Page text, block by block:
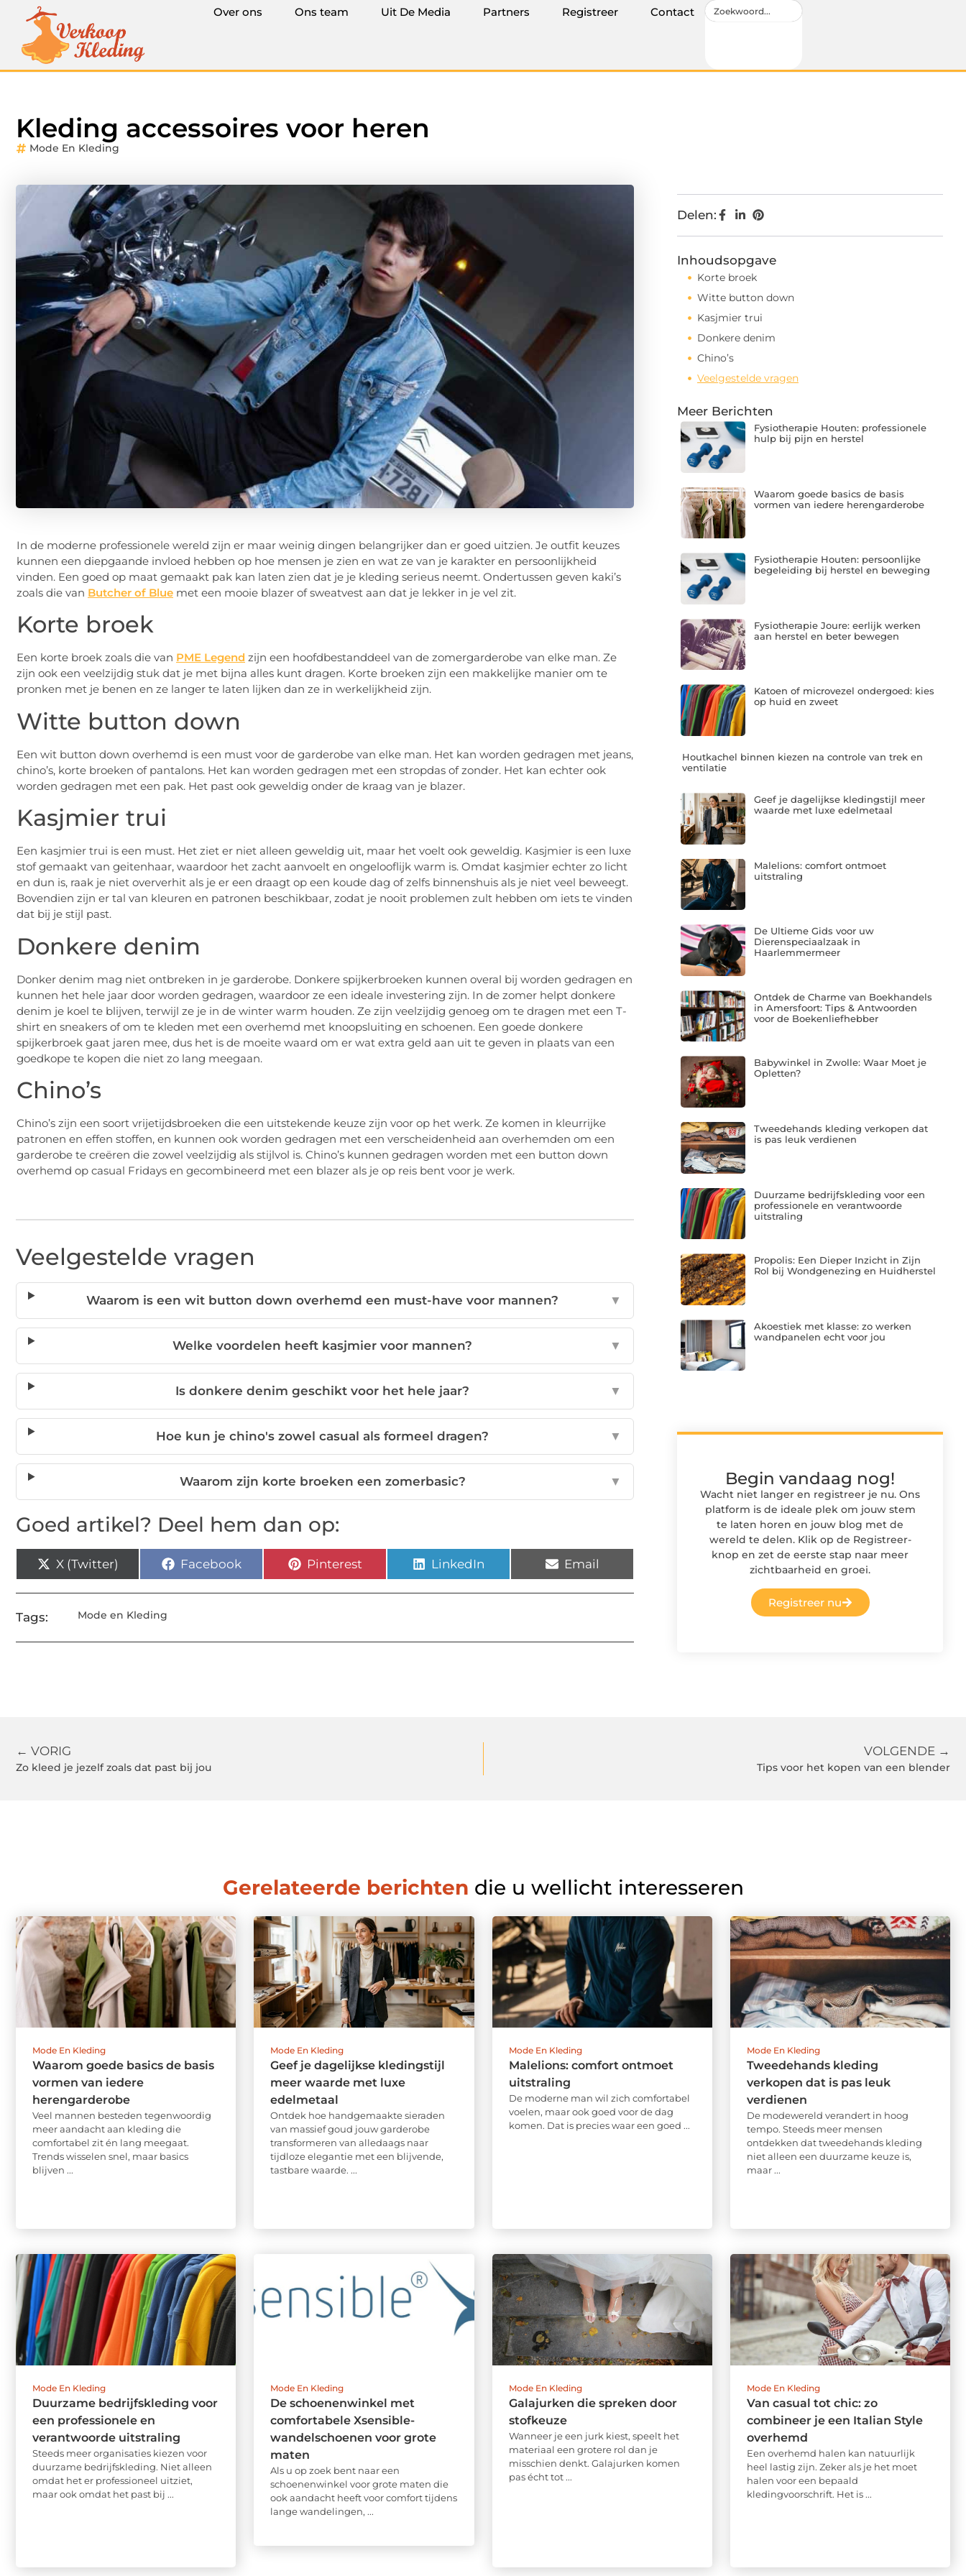
Over ons Ons team Uit De Media Partners Registreer Contact
Kleding accessoires voor heren
Mode En Kleding
In de moderne professionele wereld zijn er maar weinig dingen belangrijker dan er goed uitzien. Je outfit keuzes
kunnen een diepgaande invloed hebben op hoe mensen je zien en wat ze van je karakter en persoonlijkheid
vinden. Een goed op maat gemaakt pak kan laten zien dat je je kleding serieus neemt. Ondertussen geven kaki’s
zoals die van Butcher of Blue met een mooie blazer of sweatvest aan dat je lekker in je vel zit.
Korte broek
Een korte broek zoals die van PME Legend zijn een hoofdbestanddeel van de zomergarderobe van elke man. Ze
zijn ook een veelzijdig stuk dat je met bijna alles kunt dragen. Korte broeken zijn een makkelijke manier om te
pronken met je benen en ze langer te laten lijken dan ze in werkelijkheid zijn.
Witte button down
Een wit button down overhemd is een must voor de garderobe van elke man. Het kan worden gedragen met jeans,
chino’s, korte broeken of pantalons. Het kan worden gedragen met een stropdas of zonder. Het kan echter ook
worden gedragen met een pak. Het past ook geweldig onder de kraag van je blazer.
Kasjmier trui
Een kasjmier trui is een must. Het ziet er niet alleen geweldig uit, maar het voelt ook geweldig. Kasjmier is een luxe
stof gemaakt van geitenhaar, waardoor het zacht aanvoelt en ongelooflijk warm is. Omdat kasjmier echter zo licht
en dun is, raak je niet oververhit als je er een draagt ​​op een koude dag of zelfs binnenshuis als je niet veel beweegt.
Bovendien zijn er tal van kleuren en patronen beschikbaar, zodat je nooit problemen zult hebben om iets te vinden
dat bij je stijl past.
Donkere denim
Donker denim mag niet ontbreken in je garderobe. Donkere spijkerbroeken kunnen overal bij worden gedragen en
kunnen het hele jaar door worden gedragen, waardoor ze een ideale investering zijn. In de zomer helpt donkere
denim je koel te blijven, terwijl ze je in de winter warm houden. Ze zijn veelzijdig genoeg om te dragen met een T-
shirt en sneakers of om te kleden met een overhemd met knoopsluiting en schoenen. Een goede donkere
spijkerbroek gaat jaren mee, dus het is de moeite waard om er wat extra geld aan uit te geven in plaats van een
goedkope te kopen die niet zo lang meegaan.
Chino’s
Chino’s zijn een soort vrijetijdsbroeken die een uitstekende keuze zijn voor op het werk. Ze komen in kleurrijke
patronen en effen stoffen, en kunnen ook worden gedragen met een verscheidenheid aan overhemden om een ​​
garderobe te creëren die zowel veelzijdig als stijlvol is. Chino’s kunnen gedragen worden met een button down
overhemd op casual Fridays en gecombineerd met een blazer als je op reis bent voor je werk.
Veelgestelde vragen
Waarom is een wit button down overhemd een must-have voor mannen? ▼
Welke voordelen heeft kasjmier voor mannen? ▼
Is donkere denim geschikt voor het hele jaar? ▼
Hoe kun je chino's zowel casual als formeel dragen? ▼
Waarom zijn korte broeken een zomerbasic? ▼
Goed artikel? Deel hem dan op:
X (Twitter) Facebook Pinterest LinkedIn Email
Tags: Mode en Kleding
Delen:
Inhoudsopgave
Korte broek
Witte button down
Kasjmier trui
Donkere denim
Chino’s
Veelgestelde vragen
Meer Berichten
Fysiotherapie Houten: professionele
hulp bij pijn en herstel
Waarom goede basics de basis
vormen van iedere herengarderobe
Fysiotherapie Houten: persoonlijke
begeleiding bij herstel en beweging
Fysiotherapie Joure: eerlijk werken
aan herstel en beter bewegen
Katoen of microvezel ondergoed: kies
op huid en zweet
Houtkachel binnen kiezen na controle van trek en
ventilatie
Geef je dagelijkse kledingstijl meer
waarde met luxe edelmetaal
Malelions: comfort ontmoet
uitstraling
De Ultieme Gids voor uw
Dierenspeciaalzaak in
Haarlemmermeer
Ontdek de Charme van Boekhandels
in Amersfoort: Tips & Antwoorden
voor de Boekenliefhebber
Babywinkel in Zwolle: Waar Moet je
Opletten?
Tweedehands kleding verkopen dat
is pas leuk verdienen
Duurzame bedrijfskleding voor een
professionele en verantwoorde
uitstraling
Propolis: Een Dieper Inzicht in Zijn
Rol bij Wondgenezing en Huidherstel
Akoestiek met klasse: zo werken
wandpanelen echt voor jou
Begin vandaag nog!
Wacht niet langer en registreer je nu. Ons
platform is de ideale plek om jouw stem
te laten horen en jouw blog met de
wereld te delen. Klik op de Registreer-
knop en zet de eerste stap naar meer
zichtbaarheid en groei.
Registreer nu
← VORIG
Zo kleed je jezelf zoals dat past bij jou
VOLGENDE →
Tips voor het kopen van een blender
Gerelateerde berichten die u wellicht interesseren
Mode En Kleding
Waarom goede basics de basis
vormen van iedere
herengarderobe
Veel mannen besteden tegenwoordig
meer aandacht aan kleding die
comfortabel zit én lang meegaat.
Trends wisselen snel, maar basics
blijven ...
Mode En Kleding
Geef je dagelijkse kledingstijl
meer waarde met luxe
edelmetaal
Ontdek hoe handgemaakte sieraden
van massief goud jouw garderobe
transformeren van alledaags naar
tijdloze elegantie met een blijvende,
tastbare waarde. ...
Mode En Kleding
Malelions: comfort ontmoet
uitstraling
De moderne man wil zich comfortabel
voelen, maar ook goed voor de dag
komen. Dat is precies waar een goed ...
Mode En Kleding
Tweedehands kleding
verkopen dat is pas leuk
verdienen
De modewereld verandert in hoog
tempo. Steeds meer mensen
ontdekken dat tweedehands kleding
niet alleen een duurzame keuze is,
maar ...
Mode En Kleding
Duurzame bedrijfskleding voor
een professionele en
verantwoorde uitstraling
Steeds meer organisaties kiezen voor
duurzame bedrijfskleding. Niet alleen
omdat het er professioneel uitziet,
maar ook omdat het past bij ...
Mode En Kleding
De schoenenwinkel met
comfortabele Xsensible-
wandelschoenen voor grote
maten
Als u op zoek bent naar een
schoenenwinkel voor grote maten die
ook aandacht heeft voor comfort tijdens
lange wandelingen, ...
Mode En Kleding
Galajurken die spreken door
stofkeuze
Wanneer je een jurk kiest, speelt het
materiaal een grotere rol dan je
misschien denkt. Galajurken komen
pas écht tot ...
Mode En Kleding
Van casual tot chic: zo
combineer je een Italian Style
overhemd
Een overhemd halen kan natuurlijk
heel lastig zijn. Zeker als je het moet
halen voor een bepaald
kledingvoorschrift. Het is ...